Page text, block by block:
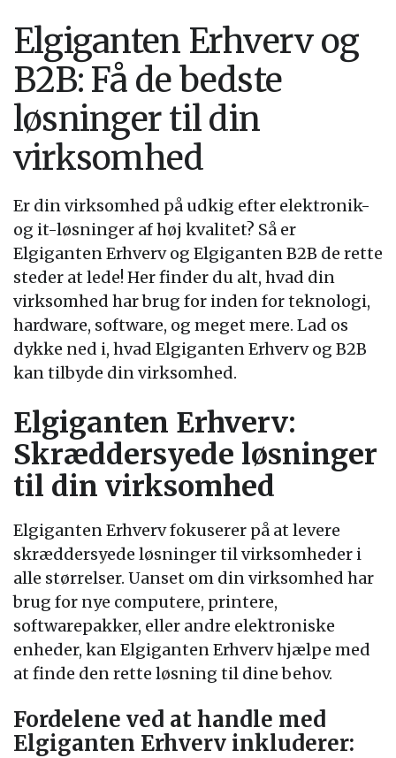
Elgiganten Erhverv og
B2B: Få de bedste
løsninger til din
virksomhed
Er din virksomhed på udkig efter elektronik-
og it-løsninger af høj kvalitet? Så er
Elgiganten Erhverv og Elgiganten B2B de rette
steder at lede! Her finder du alt, hvad din
virksomhed har brug for inden for teknologi,
hardware, software, og meget mere. Lad os
dykke ned i, hvad Elgiganten Erhverv og B2B
kan tilbyde din virksomhed.
Elgiganten Erhverv:
Skræddersyede løsninger
til din virksomhed
Elgiganten Erhverv fokuserer på at levere
skræddersyede løsninger til virksomheder i
alle størrelser. Uanset om din virksomhed har
brug for nye computere, printere,
softwarepakker, eller andre elektroniske
enheder, kan Elgiganten Erhverv hjælpe med
at finde den rette løsning til dine behov.
Fordelene ved at handle med
Elgiganten Erhverv inkluderer: